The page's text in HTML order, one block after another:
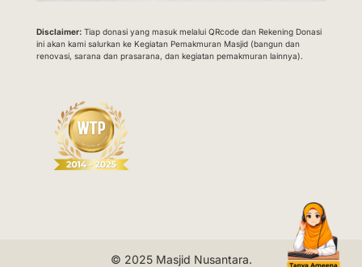
Disclaimer:Tiap donasi yang masuk melalui QRcode dan Rekening Donasi
ini akan kami salurkan ke Kegiatan Pemakmuran Masjid (bangun dan
renovasi, sarana dan prasarana, dan kegiatan pemakmuran lainnya).
© 2025 Masjid Nusantara.